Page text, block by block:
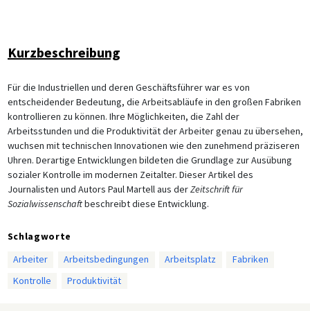
Kurzbeschreibung
Für die Industriellen und deren Geschäftsführer war es von
entscheidender Bedeutung, die Arbeitsabläufe in den großen Fabriken
kontrollieren zu können. Ihre Möglichkeiten, die Zahl der
Arbeitsstunden und die Produktivität der Arbeiter genau zu übersehen,
wuchsen mit technischen Innovationen wie den zunehmend präziseren
Uhren. Derartige Entwicklungen bildeten die Grundlage zur Ausübung
sozialer Kontrolle im modernen Zeitalter. Dieser Artikel des
Journalisten und Autors Paul Martell aus derZeitschrift für
Sozialwissenschaftbeschreibt diese Entwicklung.
Schlagworte
Arbeiter
Arbeitsbedingungen Arbeitsplatz
Fabriken
Kontrolle
Produktivität